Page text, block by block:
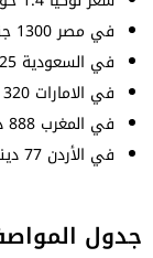
في مصر 1300 جنيه.
في السعودية 325 ريال.
في الامارات 320 درهم.
في المغرب 888 درهم.
في الأردن 77 دينار.
جدول